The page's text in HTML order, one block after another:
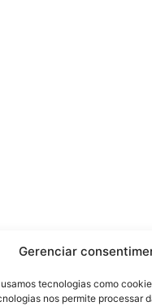
Gerenciar
tecnologias como
nos permite processar